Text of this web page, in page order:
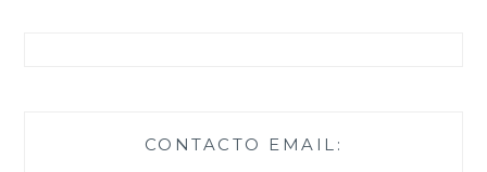
CONTACTO EMAIL: